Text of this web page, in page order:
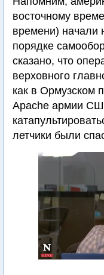
восточному
времени) начали
порядке
сказано, что
верховного
как в Ормузском
Apache армии
летчики были